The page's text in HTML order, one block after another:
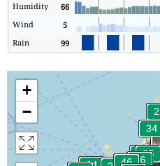
Humidity
66
Wind
5
Rain
99
+
−